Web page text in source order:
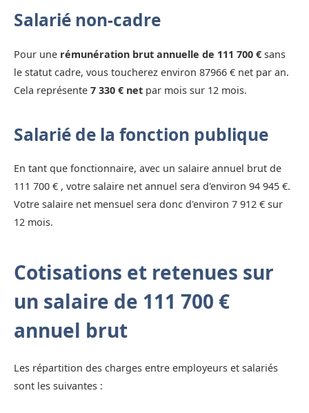
Salarié non-cadre
Pour une rémunération brut annuelle de 111 700 € sans
le statut cadre, vous toucherez environ 87966 € net par an.
Cela représente 7 330 € net par mois sur 12 mois.
Salarié de la fonction publique
En tant que fonctionnaire, avec un salaire annuel brut de
111 700 € , votre salaire net annuel sera d'environ 94 945 €.
Votre salaire net mensuel sera donc d'environ 7 912 € sur
12 mois.
Cotisations et retenues sur
un salaire de 111 700 €
annuel brut
Les répartition des charges entre employeurs et salariés
sont les suivantes :